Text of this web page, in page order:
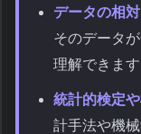
データの相
そのデータ
理解できます
統計的検定
計手法や機